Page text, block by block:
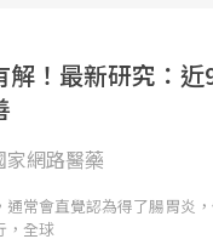
解！最新研究：
網路醫藥
常會直覺認為得了腸胃炎
，全球
面對超高齡
如「健康台
心議題。然
2025年，就
啟動你的健